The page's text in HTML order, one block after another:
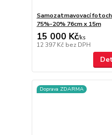
Samozatmavovací
75%-20% 76cm x 15m
15 000 Kč/ks
12 397 Kč bez DPH
Doprava ZDARMA